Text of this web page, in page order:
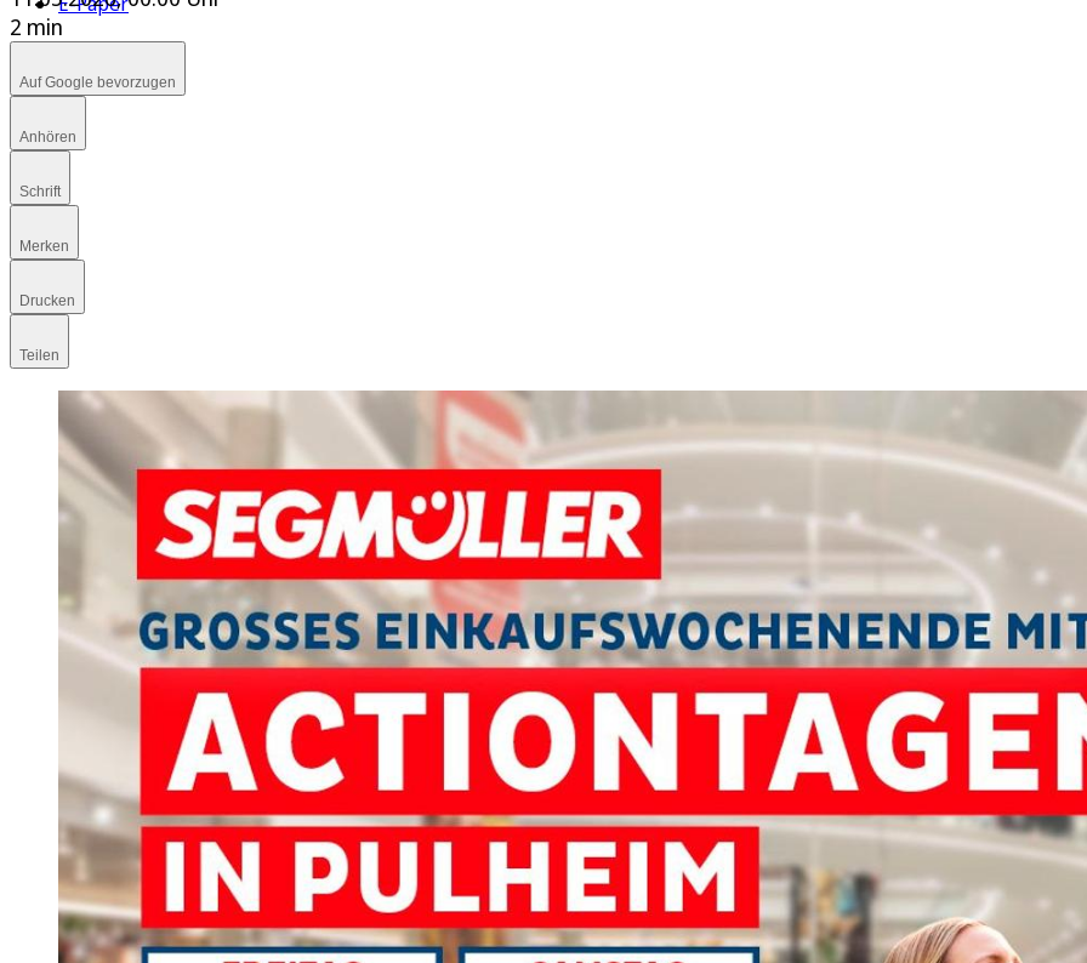
2 min
Auf Google bevorzugen
Anhören
Schrift
Merken
Drucken
Teilen